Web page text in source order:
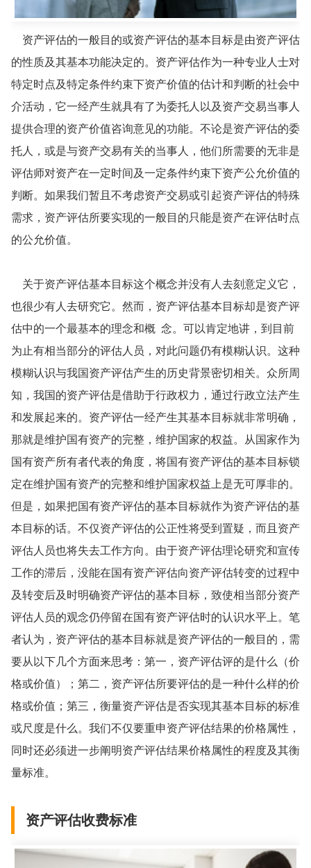
资产评估的一般目的或资产评估的基本目标是由资产评估
的性质及其基本功能决定的。资产评估作为一种专业人士对
特定时点及特定条件约束下资产价值的估计和判断的社会中
介活动，它一经产生就具有了为委托人以及资产交易当事人
提供合理的资产价值咨询意见的功能。不论是资产评估的委
托人，或是与资产交易有关的当事人，他们所需要的无非是
评估师对资产在一定时间及一定条件约束下资产公允价值的
判断。如果我们暂且不考虑资产交易或引起资产评估的特殊
需求，资产评估所要实现的一般目的只能是资产在评估时点
的公允价值。
关于资产评估基本目标这个概念并没有人去刻意定义它，
也很少有人去研究它。然而，资产评估基本目标却是资产评
估中的一个最基本的理念和概 念。可以肯定地讲，到目前
为止有相当部分的评估人员，对此问题仍有模糊认识。这种
模糊认识与我国资产评估产生的历史背景密切相关。众所周
知，我国的资产评估是借助于行政权力，通过行政立法产生
和发展起来的。资产评估一经产生其基本目标就非常明确，
那就是维护国有资产的完整，维护国家的权益。从国家作为
国有资产所有者代表的角度，将国有资产评估的基本目标锁
定在维护国有资产的完整和维护国家权益上是无可厚非的。
但是，如果把国有资产评估的基本目标就作为资产评估的基
本目标的话。不仅资产评估的公正性将受到置疑，而且资产
评估人员也将失去工作方向。由于资产评估理论研究和宣传
工作的滞后，没能在国有资产评估向资产评估转变的过程中
及转变后及时明确资产评估的基本目标，致使相当部分资产
评估人员的观念仍停留在国有资产评估时的认识水平上。笔
者认为，资产评估的基本目标就是资产评估的一般目的，需
要从以下几个方面来思考：第一，资产评估评的是什么（价
格或价值）；第二，资产评估所要评估的是一种什么样的价
格或价值；第三，衡量资产评估是否实现其基本目标的标准
或尺度是什么。我们不仅要重申资产评估结果的价格属性，
同时还必须进一步阐明资产评估结果价格属性的程度及其衡
量标准。
资产评估收费标准